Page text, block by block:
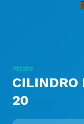
Alzate
20